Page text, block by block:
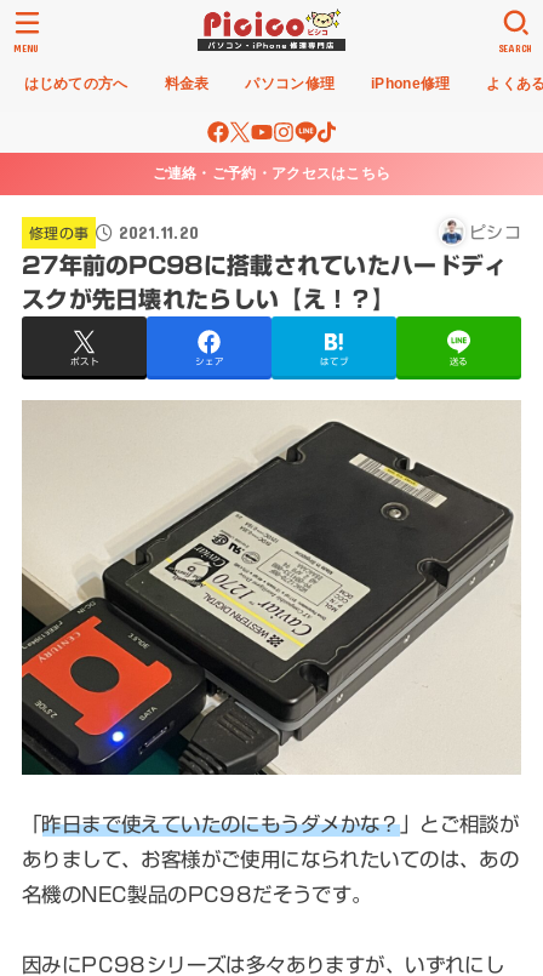
はじめての方へ 料金表 パソコン修理 iPhone修理 よくあ
SEARCH
MENU
ご連絡・ご予約・アクセスはこちら
修理の事 2021.11.20 ピシコ
27年前のPC98に搭載されていたハードディ
スクが先日壊れたらしい【え！？】
ポスト シェア はてブ 送る
「昨日まで使えていたのにもうダメかな？」とご相談が
ありまして、お客様がご使用になられたいてのは、あの
名機のNEC製品のPC98だそうです。
因みにPC98シリーズは多々ありますが、いずれにし